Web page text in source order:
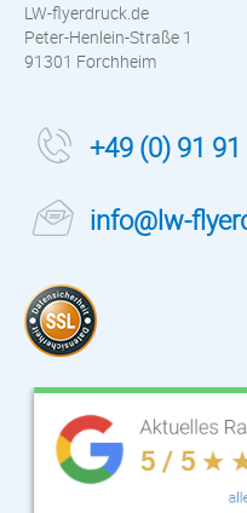
LW-flyerdruck.de
Peter-Henlein-Straße 1
91301 Forchheim
+49 (0) 91
info@lw-